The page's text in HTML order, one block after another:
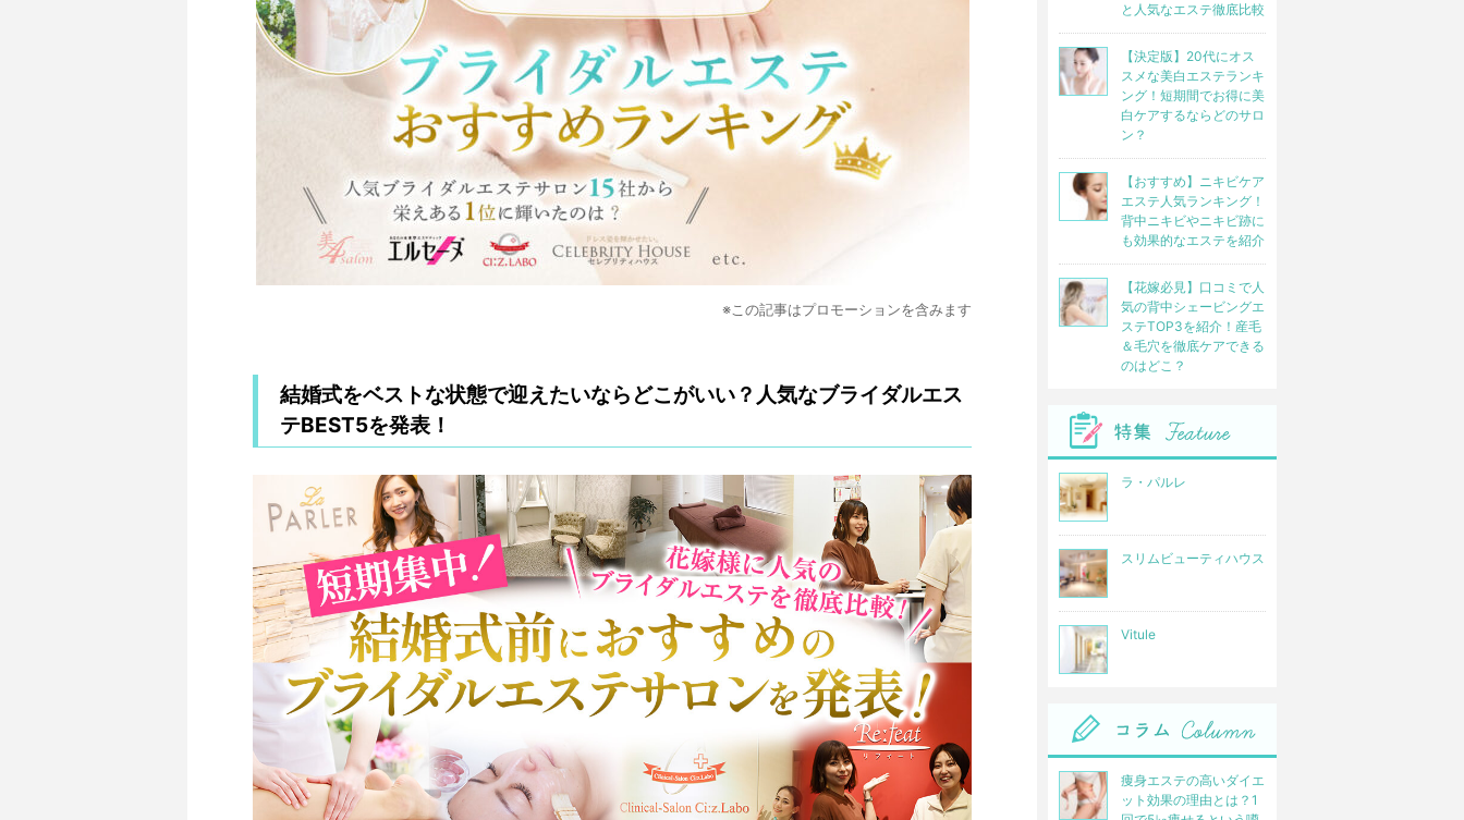
※この記事はプロモーションを含みます
結婚式をベストな状態で迎えたいならどこがいい？人気なブライダルエス
テBEST5を発表！
と人気なエステ徹底比較
【決定版】20代にオス
スメな美白エステランキ
ング！短期間でお得に美
白ケアするならどのサロ
ン？
【おすすめ】ニキビケア
エステ人気ランキング！
背中ニキビやニキビ跡に
も効果的なエステを紹介
【花嫁必見】口コミで人
気の背中シェービングエ
ステTOP3を紹介！産毛
＆毛穴を徹底ケアできる
のはどこ？
ラ・パルレ
スリムビューティハウス
Vitule
痩身エステの高いダイエ
ット効果の理由とは？1